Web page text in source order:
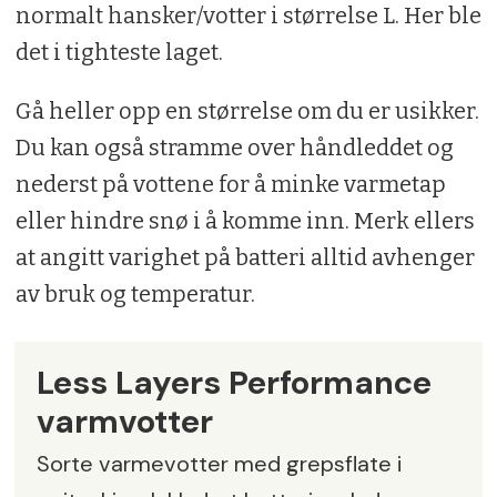
normalt hansker/votter i størrelse L. Her ble
det i tighteste laget.
Gå heller opp en størrelse om du er usikker.
Du kan også stramme over håndleddet og
nederst på vottene for å minke varmetap
eller hindre snø i å komme inn. Merk ellers
at angitt varighet på batteri alltid avhenger
av bruk og temperatur.
Less Layers Performance
varmvotter
Sorte varmevotter med grepsflate i